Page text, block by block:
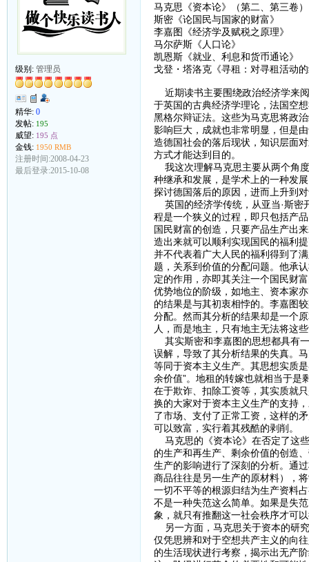
级别: 管理员
精华: 0
发帖: 195
威望: 195 点
金钱: 1950 RMB
注册时间:2008-04-23
最后登录:2015-10-08
马克思《资本论》（第二、第三卷）
斯密《论国民与国家的财富》
李嘉图《经济学及赋税之原理》
马尔萨斯《人口论》
凯恩斯《就业、利息和货币通论》
戈登・塔洛克《寻租：对寻租活动
近期读书主要围绕政治经济学来
于英国的古典经济学理论，法国空
黑格尔辩证法。这些为马克思将政
影响巨大，成就也非常明显，但是
造德国社会的落后现状，知识层面
方式才能达到目的。
我这次理解马克思主要从两个角
种继承和发展，是学术上的一种发
探讨德国落后的原因，进而上升到
英国的经济学传统，从亚当·斯密
程是一个狭义的过程，即只包括产
国民财富的创造，只要产品生产出
造出来就可以顺利实现国民的福利
并不代表着广大人民的福利得到了
题，关系到价值的分配问题。他承
定的作用，亦即其关注一个国民财
优势地位的阶级，如地主、资本家
的结果是与其初衷相悖的。李嘉图
分配。然而其分析的结果却是一个
人，而是地主，只有地主无法将这
其实斯密和李嘉图的思想都具有
误解，导致了其分析结果的失真。
等同于资本主义生产。其思想实质
余价值”。地租的转嫁也就相当于是
在于欺诈、扣除工资等，其实质就
换的大家对于资本主义生产的支持
了市场、支付了正常工资，这样的
可以致富，实行着其残酷的剥削。
马克思的《资本论》在否定了这
的生产和再生产、剩余价值的创造
生产的影响进行了深刻的分析。通
商品往往是另一生产的原材料），
一切不平等的根源归结为生产资料
不是一种失范这么简单。如果是失
象，就只有推翻这一社会秩序才可
另一方面，马克思关于资本的研
仅凭思辨和对于空想共产主义的向
的生活现状进行考察，揭示出无产